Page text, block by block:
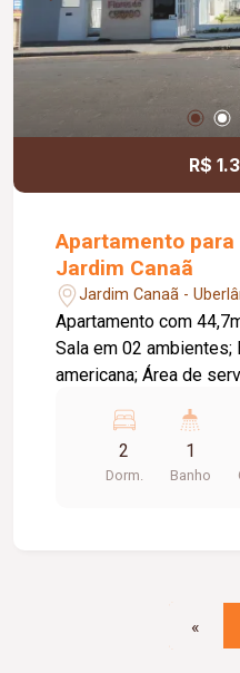
R$
Apartamento
Jardim Canaã
Jardim Canaã -
Apartamento com
Sala em 02 ambientes;
americana; Área de
Fechadura eletrônica.
Salão de Festas,
Espaço Fitness. Cond Aprox.
2
Dorm.
1
Banho
«